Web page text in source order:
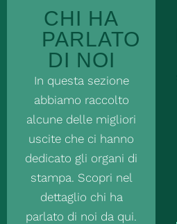
CHI HA
PARLATO
DI NOI
In questa sezione
abbiamo raccolto
alcune delle migliori
uscite che ci hanno
dedicato gli organi di
stampa. Scopri nel
dettaglio chi ha
parlato di noi da qui.